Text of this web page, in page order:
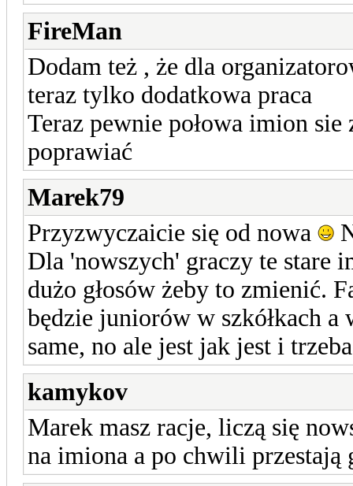
FireMan
Dodam też , że dla
teraz tylko dodatkowa praca
Teraz pewnie połowa imion
poprawiać
Marek79
Przyzwyczaicie się od nowa
Dla 'nowszych' graczy te stare
dużo głosów żeby to zmienić.
będzie juniorów w szkółkach
same, no ale jest jak jest i
kamykov
Marek masz racje, liczą się
na imiona a po chwili przestają